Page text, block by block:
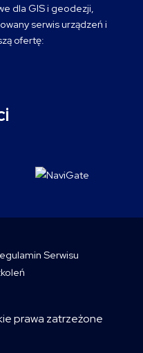
dla GIS i geodezji,
serwis urządzeń i
ofertę:
Serwisu
prawa zatrzeżone